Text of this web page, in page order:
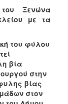
Ξενώνα
με τα
του φύλου
βία
στην
βίας
στον